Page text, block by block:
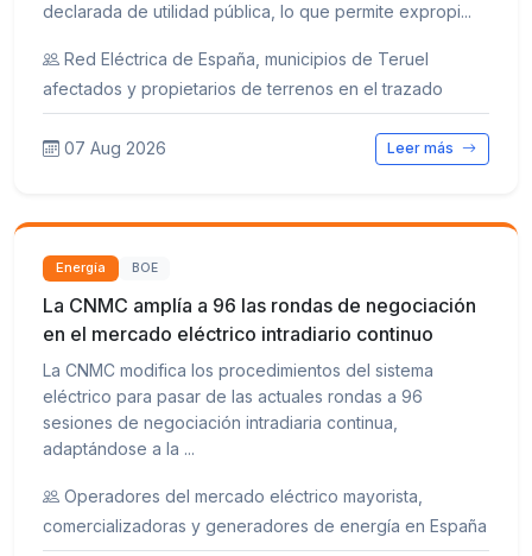
declarada de utilidad pública, lo que permite expropi...
Red Eléctrica de España, municipios de Teruel
afectados y propietarios de terrenos en el trazado
07 Aug 2026 Leer más
Energía BOE
La CNMC amplía a 96 las rondas de negociación
en el mercado eléctrico intradiario continuo
La CNMC modifica los procedimientos del sistema
eléctrico para pasar de las actuales rondas a 96
sesiones de negociación intradiaria continua,
adaptándose a la ...
Operadores del mercado eléctrico mayorista,
comercializadoras y generadores de energía en España